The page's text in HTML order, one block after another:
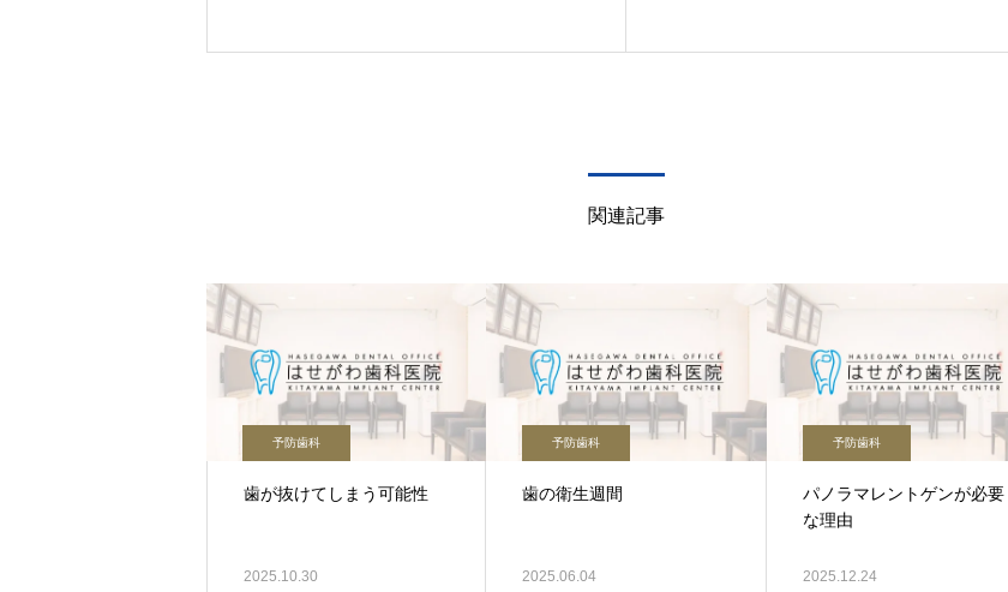
関連記事
予防歯科
歯が抜けてしまう可能性
2025.10.30
予防歯科
歯の衛生週間
2025.06.04
予防歯科
パノラマレントゲンが必要
な理由
2025.12.24